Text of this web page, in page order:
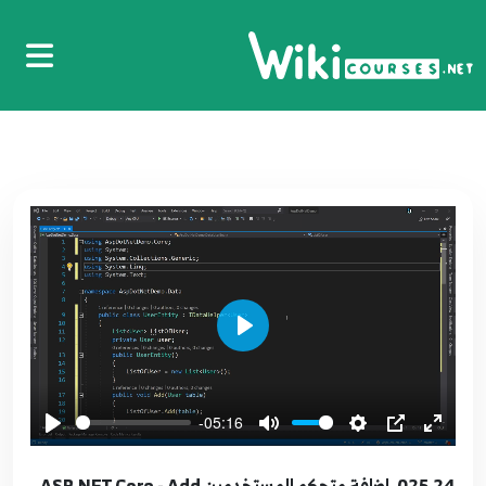
-05:16
Play
015.14. جلب البيانات ASP.NET Core - For each
16
016.15. تحسين التصميم ASP.NET Core - Use
Bootstrap to enhance view
5:11
017.16. استخدام ملف الاعدادات ASP.NET Core -
18
018.17. استخدام الحقن في محرك ASP.NET Core -